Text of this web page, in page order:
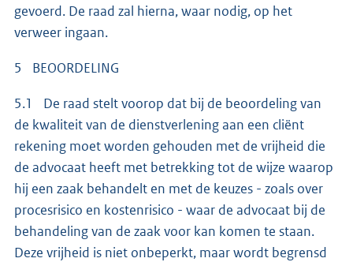
gevoerd. De raad zal hierna, waar nodig, op het
verweer ingaan.
5 BEOORDELING
5.1 De raad stelt voorop dat bij de beoordeling van
de kwaliteit van de dienstverlening aan een cliënt
rekening moet worden gehouden met de vrijheid die
de advocaat heeft met betrekking tot de wijze waarop
hij een zaak behandelt en met de keuzes - zoals over
procesrisico en kostenrisico - waar de advocaat bij de
behandeling van de zaak voor kan komen te staan.
Deze vrijheid is niet onbeperkt, maar wordt begrensd